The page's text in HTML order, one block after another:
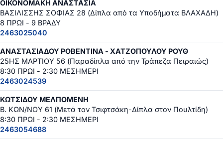
ΟΙΚΟΝΟΜΑΚΗ ΑΝΑΣΤΑΣΙΑ
ΒΑΣΙΛΙΣΣΗΣ ΣΟΦΙΑΣ 28 (Δίπλα από τα Υποδήματα ΒΛΑΧΑΔΗ)
8 ΠΡΩΙ - 9 ΒΡΑΔΥ
2463025040
ΑΝΑΣΤΑΣΙΑΔΟΥ ΡΟΒΕΝΤΙΝΑ - ΧΑΤΖΟΠΟΥΛΟΥ ΡΟΥΘ
25ΗΣ ΜΑΡΤΙΟΥ 56 (Παραδίπλα από την Τράπεζα Πειραιώς)
8:30 ΠΡΩΙ - 2:30 ΜΕΣΗΜΕΡΙ
2463024539
ΚΩΤΣΙΔΟΥ ΜΕΛΠΟΜΕΝΗ
Β. ΚΩΝ/ΝΟΥ 61 (Μετά τον Τσιφτσάκη-Δίπλα στον Πουλτίδη)
8:30 ΠΡΩΙ - 2:30 ΜΕΣΗΜΕΡΙ
2463054688